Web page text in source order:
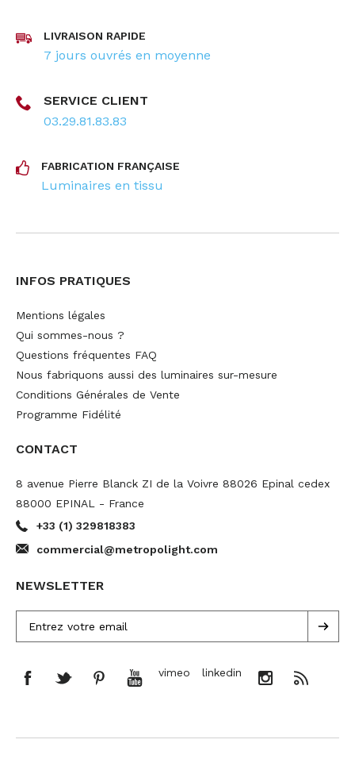
LIVRAISON RAPIDE
7 jours ouvrés en moyenne
SERVICE CLIENT
03.29.81.83.83
FABRICATION FRANÇAISE
Luminaires en tissu
INFOS PRATIQUES
Mentions légales
Qui sommes-nous ?
Questions fréquentes FAQ
Nous fabriquons aussi des luminaires sur-mesure
Conditions Générales de Vente
Programme Fidélité
CONTACT
8 avenue Pierre Blanck ZI de la Voivre 88026 Epinal cedex
88000 EPINAL - France
+33 (1) 329818383
commercial@metropolight.com
NEWSLETTER
vimeo linkedin